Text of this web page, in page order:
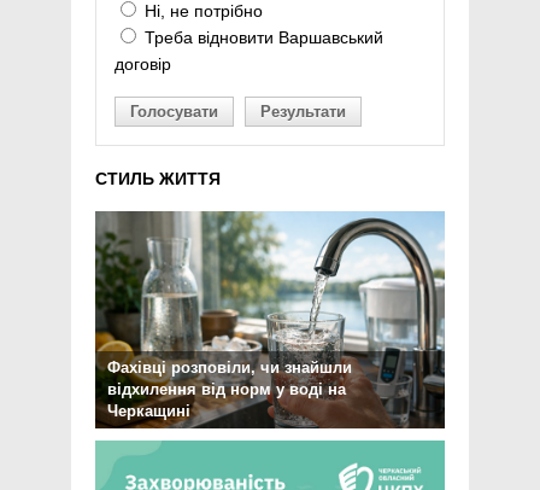
Ні, не потрібно
Треба відновити Варшавський
договір
Голосувати Результати
СТИЛЬ ЖИТТЯ
Фахівці розповіли, чи знайшли
відхилення від норм у воді на
Черкащині